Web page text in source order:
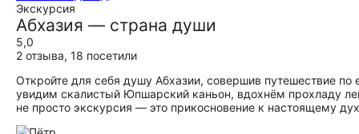
Экскурсия
Абхазия — страна души
5,0
2 отзыва, 18 посетили
Откройте для себя душу Абхазии, совершив путешествие
увидим скалистый Юпшарский каньон, вдохнём прохладу
не просто экскурсия — это прикосновение к настоящему